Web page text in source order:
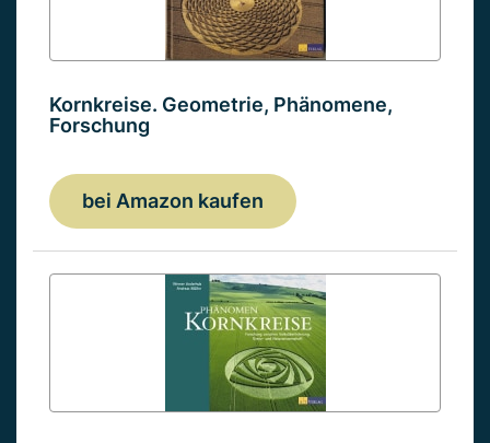
Kornkreise. Geometrie, Phänomene,
Forschung
bei Amazon kaufen